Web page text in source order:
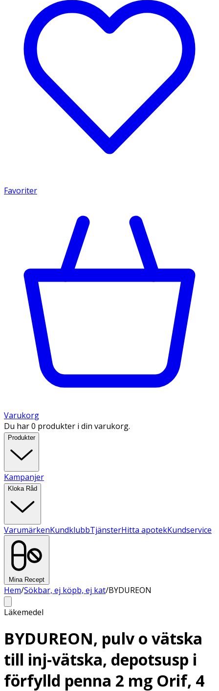
Favoriter
Varukorg
Du har 0 produkter i din varukorg.
Produkter
Kampanjer
Kloka Råd
VarumärkenKundklubbTjänsterHitta apotekKundservice
Mina Recept
Hem/Sökbar, ej köpb, ej kat/BYDUREON
Läkemedel
BYDUREON, pulv o vätska
till inj-vätska, depotsusp i
förfylld penna 2 mg Orif, 4